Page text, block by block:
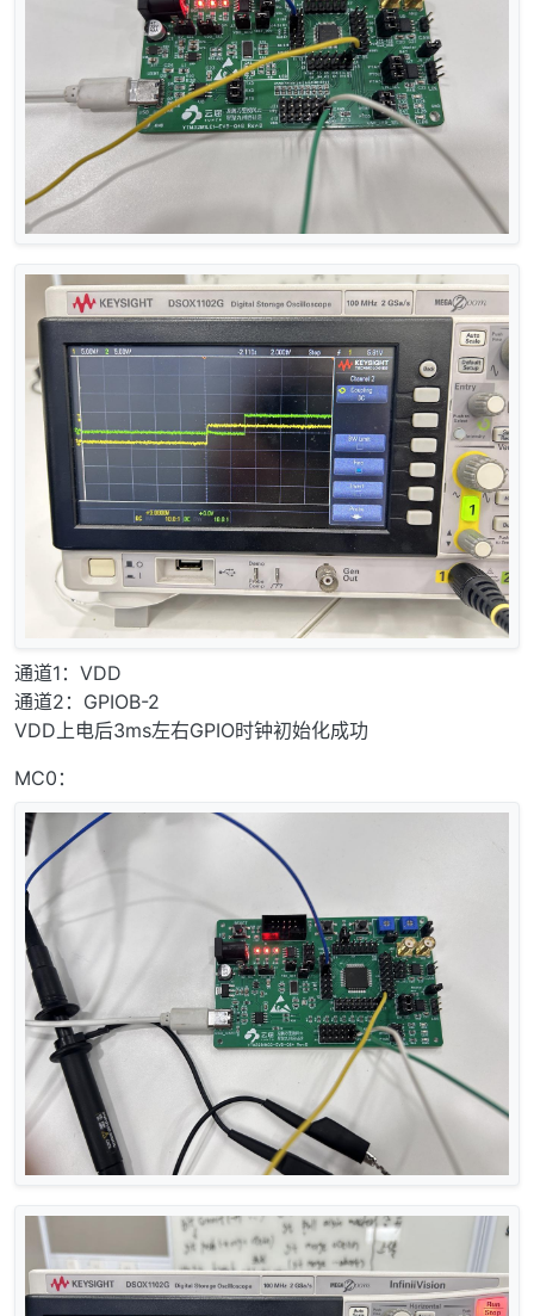
通道1：VDD
通道2：GPIOB-2
VDD上电后3ms左右GPIO时钟初始化成功
MC0：